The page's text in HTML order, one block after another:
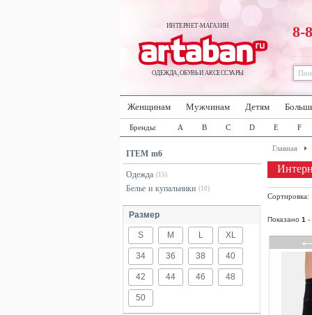
ИНТЕРНЕТ-МАГАЗИН
ОДЕЖДА, ОБУВЬ И АКСЕССУАРЫ
8-
Женщинам Мужчинам Детям
Бренды: A B C D E F
ITEM m6
Одежда (15)
Белье и купальники (10)
Размер
S M L XL
34 36 38 40
42 44 46 48
50
Главная
Показано 1 -